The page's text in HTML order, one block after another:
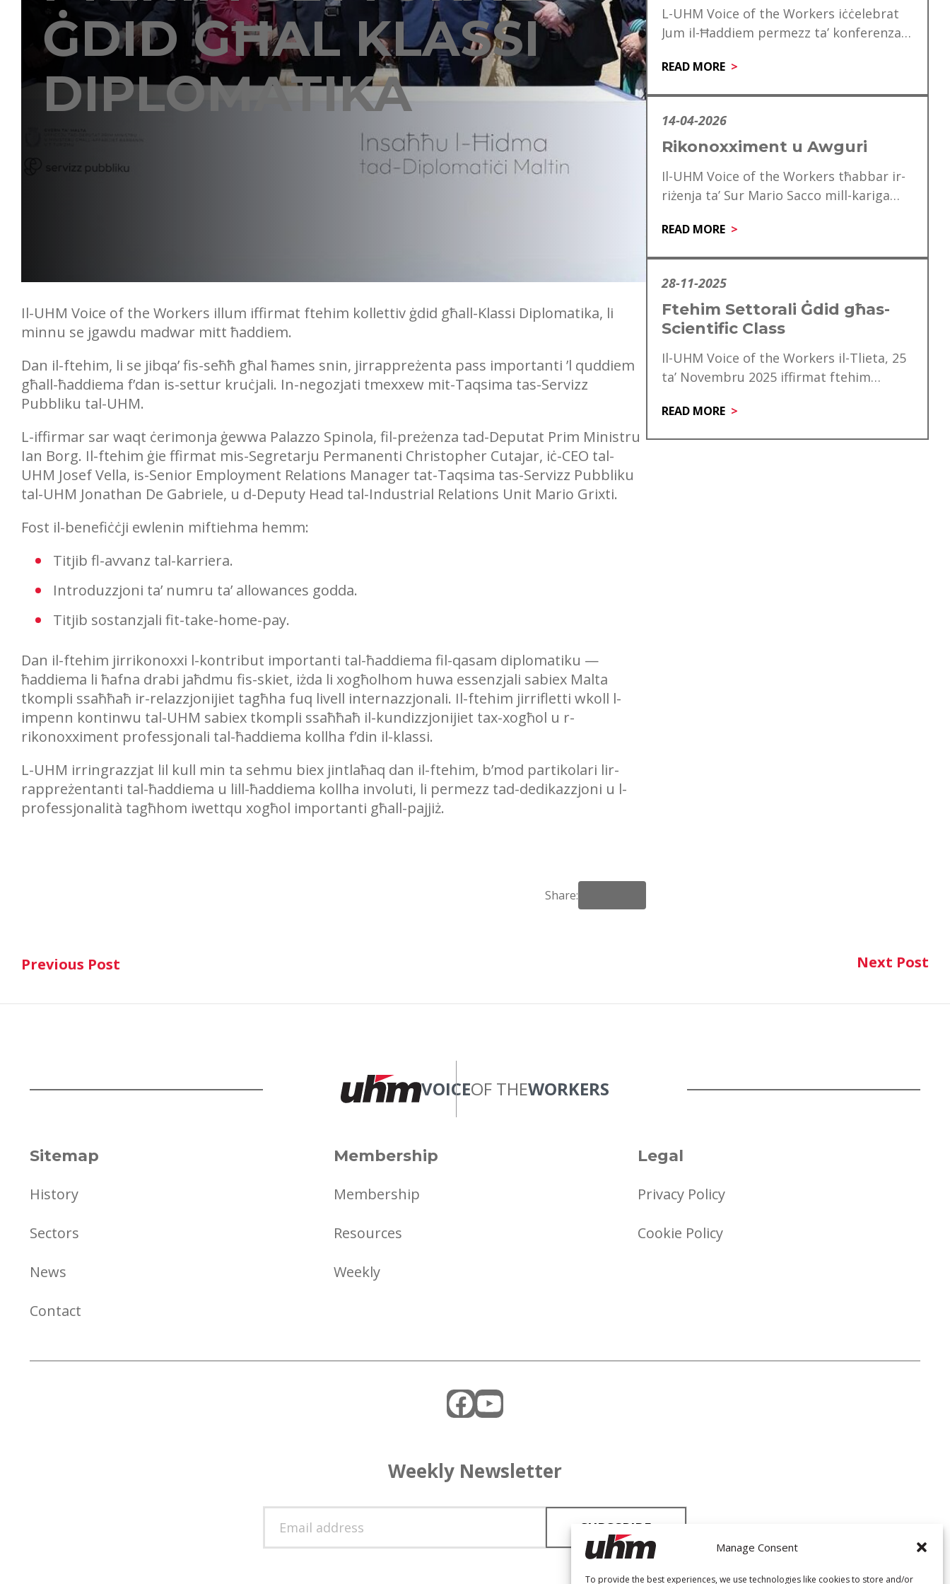
Manage Consent
To provide the best experiences, we use technologies like cookies to store and/or
ĠDID GĦAL KLASSI
DIPLOMATIKA
Il-UHM Voice of the Workers illum iffirmat ftehim kollettiv ġdid għall-Klassi Diplomatika, li
minnu se jgawdu madwar mitt ħaddiem.
Dan il-ftehim, li se jibqa’ fis-seħħ għal ħames snin, jirrappreżenta pass importanti ’l quddiem
għall-ħaddiema f’dan is-settur kruċjali. In-negozjati tmexxew mit-Taqsima tas-Servizz
Pubbliku tal-UHM.
L-iffirmar sar waqt ċerimonja ġewwa Palazzo Spinola, fil-preżenza tad-Deputat Prim Ministru
Ian Borg. Il-ftehim ġie ffirmat mis-Segretarju Permanenti Christopher Cutajar, iċ-CEO tal-
UHM Josef Vella, is-Senior Employment Relations Manager tat-Taqsima tas-Servizz Pubbliku
tal-UHM Jonathan De Gabriele, u d-Deputy Head tal-Industrial Relations Unit Mario Grixti.
Fost il-benefiċċji ewlenin miftiehma hemm:
Titjib fl-avvanz tal-karriera.
Introduzzjoni ta’ numru ta’ allowances godda.
Titjib sostanzjali fit-take-home-pay.
Dan il-ftehim jirrikonoxxi l-kontribut importanti tal-ħaddiema fil-qasam diplomatiku —
ħaddiema li ħafna drabi jaħdmu fis-skiet, iżda li xogħolhom huwa essenzjali sabiex Malta
tkompli ssaħħaħ ir-relazzjonijiet tagħha fuq livell internazzjonali. Il-ftehim jirrifletti wkoll l-
impenn kontinwu tal-UHM sabiex tkompli ssaħħaħ il-kundizzjonijiet tax-xogħol u r-
rikonoxximent professjonali tal-ħaddiema kollha f’din il-klassi.
L-UHM irringrazzjat lil kull min ta sehmu biex jintlaħaq dan il-ftehim, b’mod partikolari lir-
rappreżentanti tal-ħaddiema u lill-ħaddiema kollha involuti, li permezz tad-dedikazzjoni u l-
professjonalità tagħhom iwettqu xogħol importanti għall-pajjiż.
Share:
L-UHM Voice of the Workers iċċelebrat
Jum il-Ħaddiem permezz ta’ konferenza
mfakkar ukoll is-60 anniversarju…
READ MORE
14-04-2026
Rikonoxximent u Awguri
Il-UHM Voice of the Workers tħabbar ir-
riżenja ta’ Sur Mario Sacco mill-kariga
servizz tiegħu,…
READ MORE
28-11-2025
Ftehim Settorali Ġdid għas-
Scientific Class
Il-UHM Voice of the Workers il-Tlieta, 25
ta’ Novembru 2025 iffirmat ftehim
minnu se jgawdu…
READ MORE
navigation
Previous Post
Previous Post Next Post
VOICEOF THEWORKERS
Sitemap
History
Sectors
News
Contact
Membership
Membership
Resources
Weekly
Legal
Privacy Policy
Cookie Policy
Facebook
YouTube
Weekly Newsletter